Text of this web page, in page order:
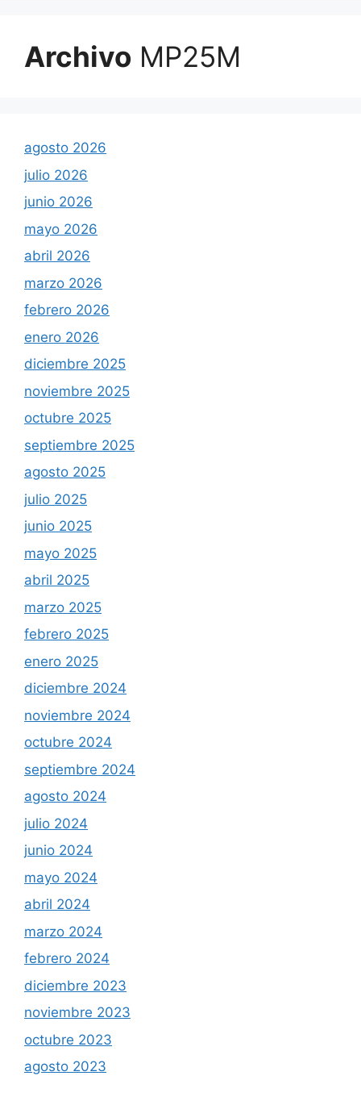
Archivo MP25M
agosto 2026
julio 2026
junio 2026
mayo 2026
abril 2026
marzo 2026
febrero 2026
enero 2026
diciembre 2025
noviembre 2025
octubre 2025
septiembre 2025
agosto 2025
julio 2025
junio 2025
mayo 2025
abril 2025
marzo 2025
febrero 2025
enero 2025
diciembre 2024
noviembre 2024
octubre 2024
septiembre 2024
agosto 2024
julio 2024
junio 2024
mayo 2024
abril 2024
marzo 2024
febrero 2024
diciembre 2023
noviembre 2023
octubre 2023
agosto 2023